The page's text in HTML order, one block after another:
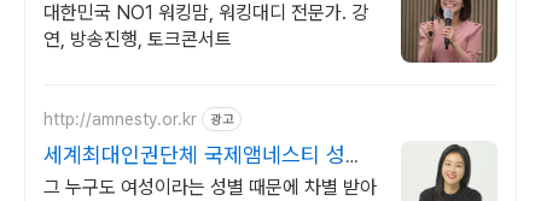
대한민국 NO1 워킹맘, 워킹대디 전문가. 강
연, 방송진행, 토크콘서트
http://amnesty.or.kr 광고
세계최대인권단체 국제앰네스티 성평
등을 위한 목소리
그 누구도 여성이라는 성별 때문에 차별 받아